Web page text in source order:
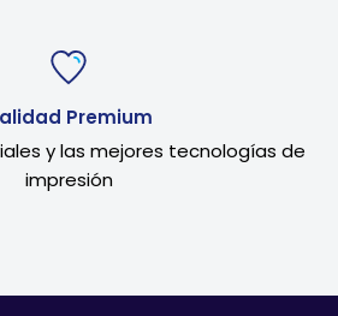
Premium
y las mejores tecnologías de
impresión